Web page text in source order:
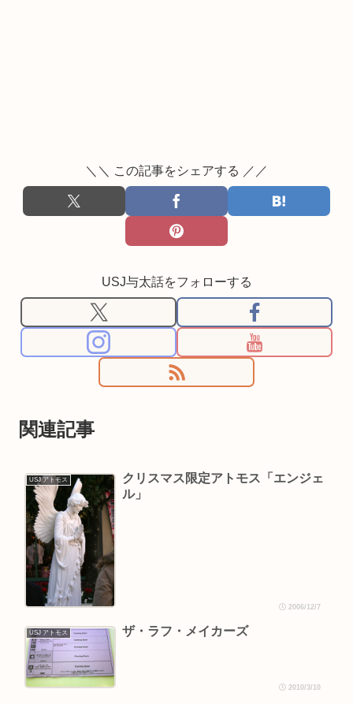
＼＼ この記事をシェアする ／／
USJ与太話をフォローする
関連記事
USJ アトモス
クリスマス限定アトモス「エンジェ
ル」
2006/12/7
USJ アトモス ザ・ラフ・メイカーズ
2010/3/10